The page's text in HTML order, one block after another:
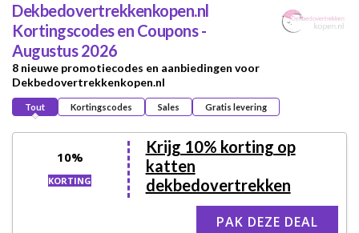
Dekbedovertrekkenkopen.nl
Kortingscodes en Coupons -
Augustus 2026
8 nieuwe promotiecodes en aanbiedingen voor
Dekbedovertrekkenkopen.nl
Tout Kortingscodes Sales Gratis levering
10%
KORTING
Krijg 10% korting op
katten
dekbedovertrekken
PAK DEZE DEAL